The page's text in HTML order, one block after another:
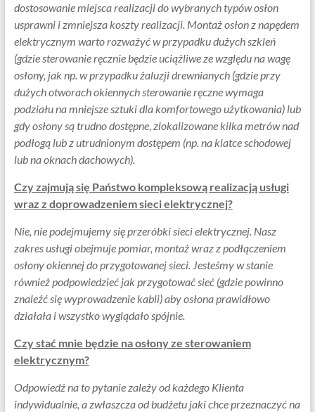
dostosowanie miejsca realizacji do wybranych typów osłon
usprawni i zmniejsza koszty realizacji. Montaż osłon z napędem
elektrycznym warto rozważyć w przypadku dużych szkleń
(gdzie sterowanie ręcznie będzie uciążliwe ze względu na wagę
osłony, jak np. w przypadku żaluzji drewnianych (gdzie przy
dużych otworach okiennych sterowanie ręczne wymaga
podziału na mniejsze sztuki dla komfortowego użytkowania) lub
gdy osłony są trudno dostępne,zlokalizowane kilka metrów nad
podłogą lub z utrudnionym dostępem (np. na klatce schodowej
lub na oknach dachowych).
Czy zajmują się Państwo kompleksową realizacją usługi
wraz z doprowadzeniem sieci elektrycznej?
Nie, nie podejmujemy się przeróbki sieci elektrycznej. Nasz
zakres usługi obejmuje pomiar, montaż wraz z podłączeniem
osłony okiennej do przygotowanej sieci. Jesteśmy w stanie
również podpowiedzieć jak przygotować sieć (gdzie powinno
znaleźć się wyprowadzenie kabli) aby osłona prawidłowo
działała i wszystko wyglądało spójnie.
Czy stać mnie będzie na osłony ze sterowaniem
elektrycznym?
Odpowiedź na to pytanie zależy od każdego Klienta
indywidualnie, a zwłaszcza od budżetu jaki chce przeznaczyć na